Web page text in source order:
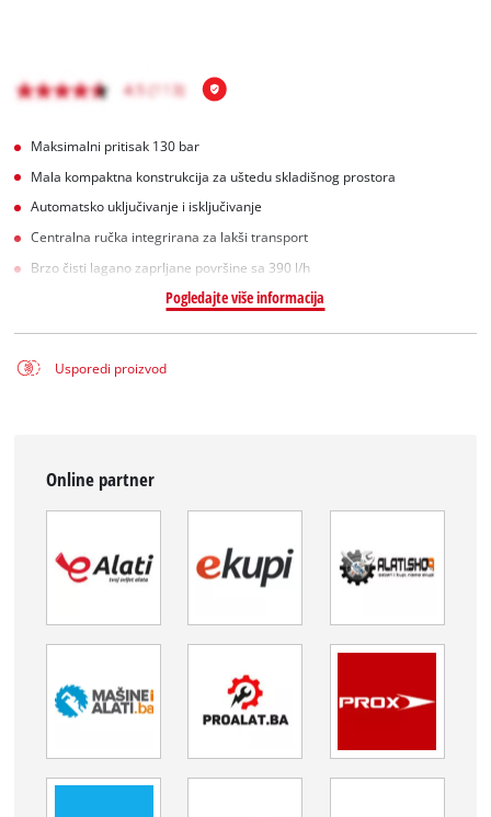
Maksimalni pritisak 130 bar
Mala kompaktna konstrukcija za uštedu skladišnog prostora
Automatsko uključivanje i isključivanje
Centralna ručka integrirana za lakši transport
Brzo čisti lagano zaprljane površine sa 390 l/h
Pogledajte više informacija
Usporedi proizvod
Online partner